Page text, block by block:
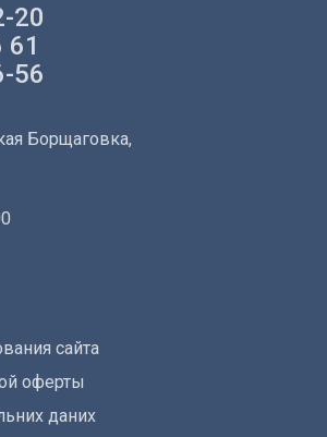
20
61
56
Борщаговка,
сайта
оферты
даних